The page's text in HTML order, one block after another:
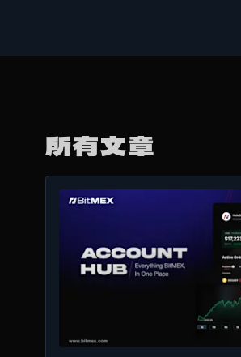
所有文章